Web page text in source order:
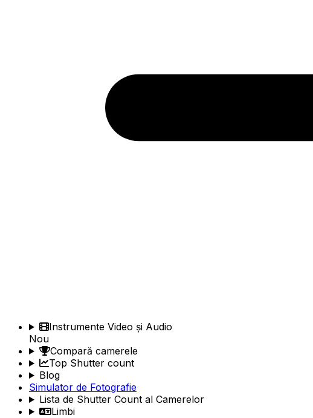
Instrumente Video și Audio
Nou
Compară camerele
Top Shutter count
Blog
Simulator de Fotografie
Lista de Shutter Count al Camerelor
Limbi